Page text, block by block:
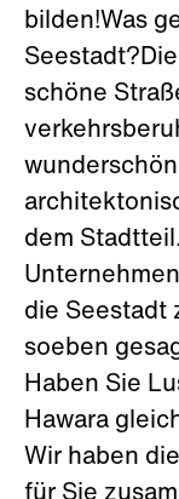
bilden!Was
schöne
dem
die Seestadt
soeben
Haben Sie
Hawara
Wir haben
für Sie